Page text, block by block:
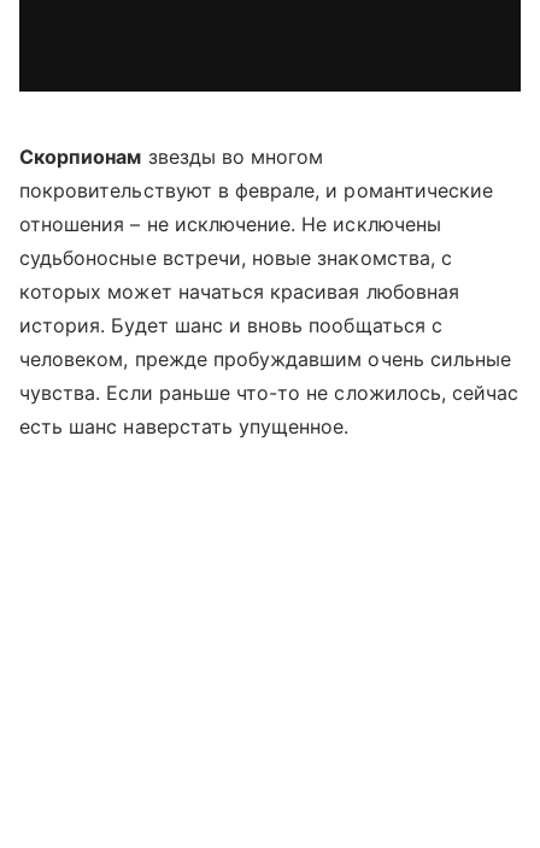
Скорпионам звезды во многом
покровительствуют в феврале, и романтические
отношения – не исключение. Не исключены
судьбоносные встречи, новые знакомства, с
которых может начаться красивая любовная
история. Будет шанс и вновь пообщаться с
человеком, прежде пробуждавшим очень сильные
чувства. Если раньше что-то не сложилось, сейчас
есть шанс наверстать упущенное.